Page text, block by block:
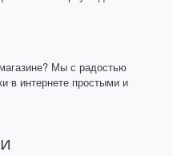
Мы с радостью
в интернете простыми и